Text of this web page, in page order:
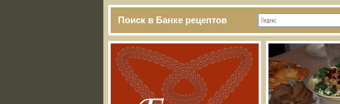
Поиск в Банке рецептов